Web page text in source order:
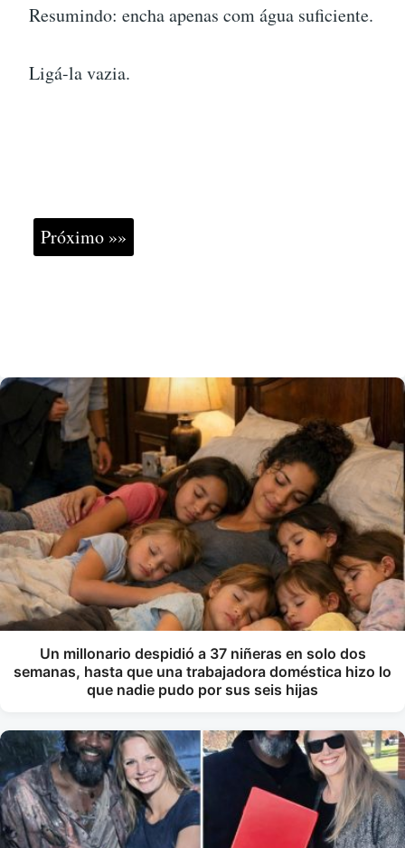
Resumindo: encha apenas com água suficiente.
Ligá-la vazia.
Próximo »»
Un millonario despidió a 37 niñeras en solo dos
semanas, hasta que una trabajadora doméstica hizo lo
que nadie pudo por sus seis hijas